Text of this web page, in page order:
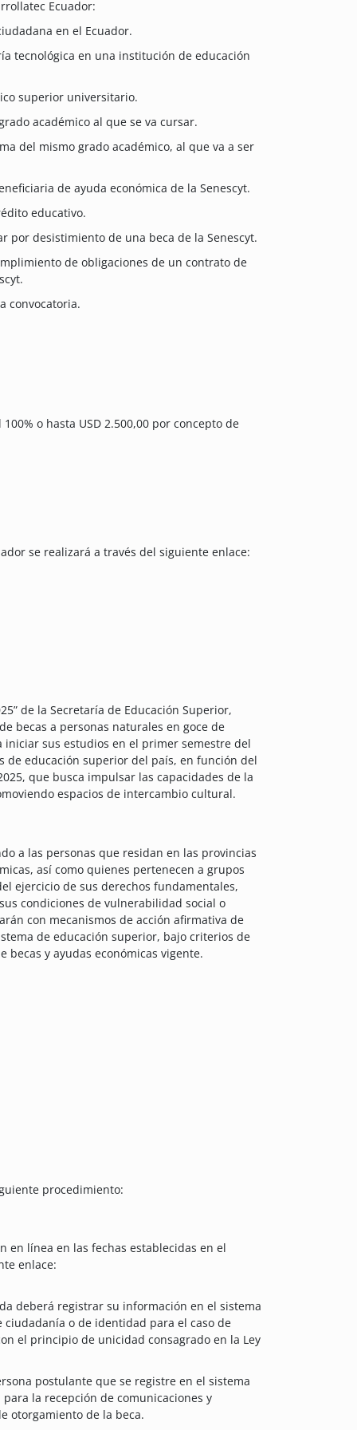
Ecuador:
en el Ecuador.
tecnológica en una institución de educación
superior universitario.
académico al que se va cursar.
del mismo grado académico, al que va a ser
de ayuda económica de la Senescyt.
educativo.
por desistimiento de una beca de la Senescyt.
de obligaciones de un contrato de
convocatoria.
o hasta USD 2.500,00 por concepto de
se realizará a través del siguiente enlace:
de la Secretaría de Educación Superior,
becas a personas naturales en goce de
sus estudios en el primer semestre del
de educación superior del país, en función del
que busca impulsar las capacidades de la
espacios de intercambio cultural.
a las personas que residan en las provincias
así como quienes pertenecen a grupos
ejercicio de sus derechos fundamentales,
condiciones de vulnerabilidad social o
con mecanismos de acción afirmativa de
de educación superior, bajo criterios de
y ayudas económicas vigente.
procedimiento:
en línea en las fechas establecidas en el
enlace:
deberá registrar su información en el sistema
o de identidad para el caso de
el principio de unicidad consagrado en la Ley
postulante que se registre en el sistema
la recepción de comunicaciones y
otorgamiento de la beca.